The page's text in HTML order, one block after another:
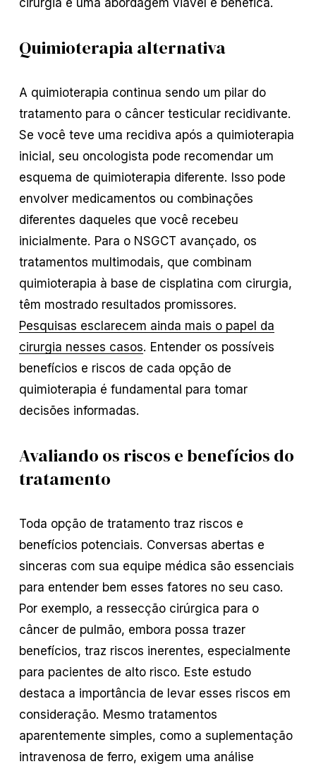
Quimioterapia alternativa
A quimioterapia continua sendo um pilar do
tratamento para o câncer testicular recidivante.
Se você teve uma recidiva após a quimioterapia
inicial, seu oncologista pode recomendar um
esquema de quimioterapia diferente. Isso pode
envolver medicamentos ou combinações
diferentes daqueles que você recebeu
inicialmente. Para o NSGCT avançado, os
tratamentos multimodais, que combinam
quimioterapia à base de cisplatina com cirurgia,
têm mostrado resultados promissores.
Pesquisas esclarecem ainda mais o papel da
cirurgia nesses casos. Entender os possíveis
benefícios e riscos de cada opção de
quimioterapia é fundamental para tomar
decisões informadas.
Avaliando os riscos e benefícios do
tratamento
Toda opção de tratamento traz riscos e
benefícios potenciais. Conversas abertas e
sinceras com sua equipe médica são essenciais
para entender bem esses fatores no seu caso.
Por exemplo, a ressecção cirúrgica para o
câncer de pulmão, embora possa trazer
benefícios, traz riscos inerentes, especialmente
para pacientes de alto risco. Este estudo
destaca a importância de levar esses riscos em
consideração. Mesmo tratamentos
aparentemente simples, como a suplementação
intravenosa de ferro, exigem uma análise